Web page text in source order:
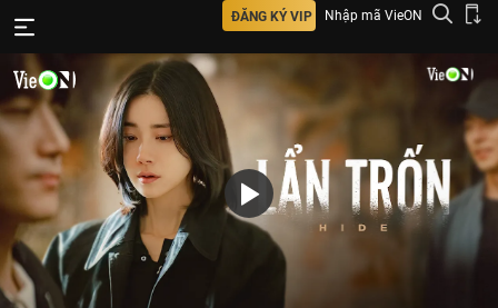
ĐĂNG KÝ VIP Nhập mã VieON